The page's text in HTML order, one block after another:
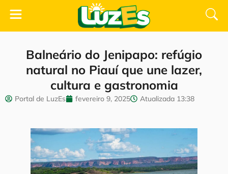
Balneário do Jenipapo: refúgio
natural no Piauí que une lazer,
cultura e gastronomia
Portal de LuzEs fevereiro 9, 2025 Atualizada 13:38